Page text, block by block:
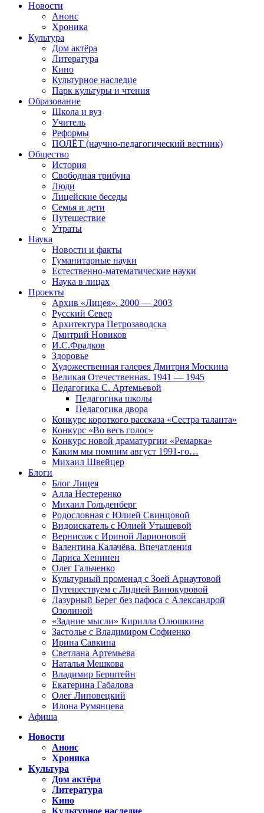
Новости
Анонс
Хроника
Культура
Дом актёра
Литература
Кино
Культурное наследие
Парк культуры и чтения
Образование
Школа и вуз
Учитель
Реформы
ПОЛЁТ (научно-педагогический вестник)
Общество
История
Свободная трибуна
Люди
Лицейские беседы
Семья и дети
Путешествие
Утраты
Наука
Новости и факты
Гуманитарные науки
Естественно-математические науки
Наука в лицах
Проекты
Архив «Лицея». 2000 — 2003
Русский Север
Архитектура Петрозаводска
Дмитрий Новиков
И.С.Фрадков
Здоровье
Художественная галерея Дмитрия Москина
Великая Отечественная. 1941 — 1945
Педагогика С. Артемьевой
Педагогика школы
Педагогика двора
Конкурс короткого рассказа «Сестра таланта»
Конкурс «Во весь голос»
Конкурс новой драматургии «Ремарка»
Каким мы помним август 1991-го…
Михаил Швейцер
Блоги
Блог Лицея
Алла Нестеренко
Михаил Гольденберг
Родословная с Юлией Свинцовой
Видоискатель с Юлией Утышевой
Вернисаж с Ириной Ларионовой
Валентина Калачёва. Впечатления
Лариса Хенинен
Олег Гальченко
Культурный променад с Зоей Арнаутовой
Путешествуем с Лидией Винокуровой
Лазурный Берег без пафоса с Александрой
Озолиной
«Задние мысли» Кирилла Олюшкина
Застолье с Владимиром Софиенко
Ирина Савкина
Светлана Артемьева
Наталья Мешкова
Владимир Берштейн
Екатерина Габалова
Олег Липовецкий
Илона Румянцева
Афиша
Новости
Анонс
Хроника
Культура
Дом актёра
Литература
Кино